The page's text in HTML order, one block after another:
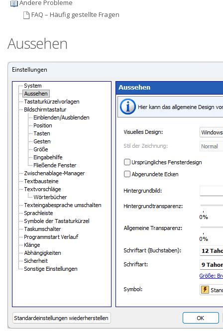
Andere Probleme
FAQ – Häufig gestellte Fragen
Aussehen